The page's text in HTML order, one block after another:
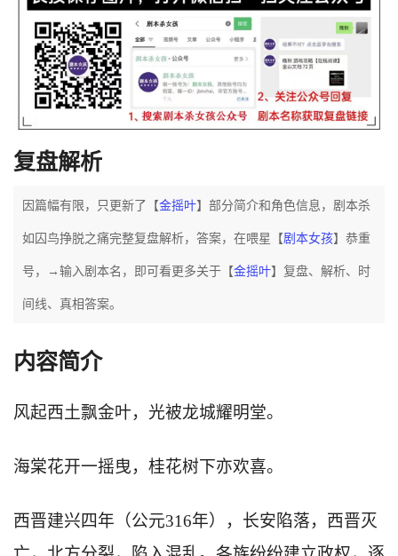
复盘解析
因篇幅有限，只更新了【金摇叶】部分简介和角色信息，剧本杀
如囚鸟挣脱之痛完整复盘解析，答案，在喂星【剧本女孩】恭重
号，→输入剧本名，即可看更多关于【金摇叶】复盘、解析、时
间线、真相答案。
内容简介
风起西土飘金叶，光被龙城耀明堂。
海棠花开一摇曳，桂花树下亦欢喜。
西晋建兴四年（公元316年），长安陷落，西晋灭